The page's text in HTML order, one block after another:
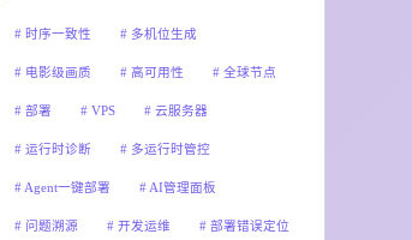
时序一致性 多机位生成
电影级画质 高可用性 全球节点
部署 VPS 云服务器
运行时诊断 多运行时管控
Agent一键部署 AI管理面板
问题溯源 开发运维 部署错误定位